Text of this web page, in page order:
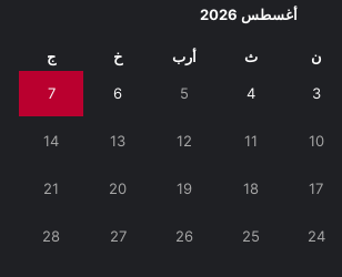
أغسطس 2026
ن ث أرب خ ج
3
4
5
6
7
10
11
12
13
14
17
18
19
20
21
24
25
26
27
28